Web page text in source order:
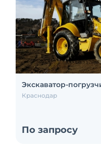
Экскаватор-
Краснодар
По запросу